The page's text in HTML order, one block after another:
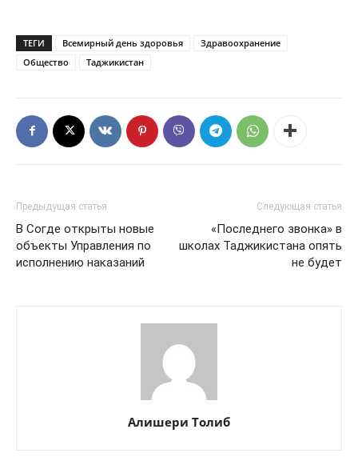
ТЕГИ Всемирный день здоровья
Здравоохранение
Общество
Таджикистан
Предыдущая статья
В Согде открыты новые
объекты Управления по
исполнению наказаний
Следующая статья
«Последнего звонка» в
школах Таджикистана опять
не будет
Алишери Толиб